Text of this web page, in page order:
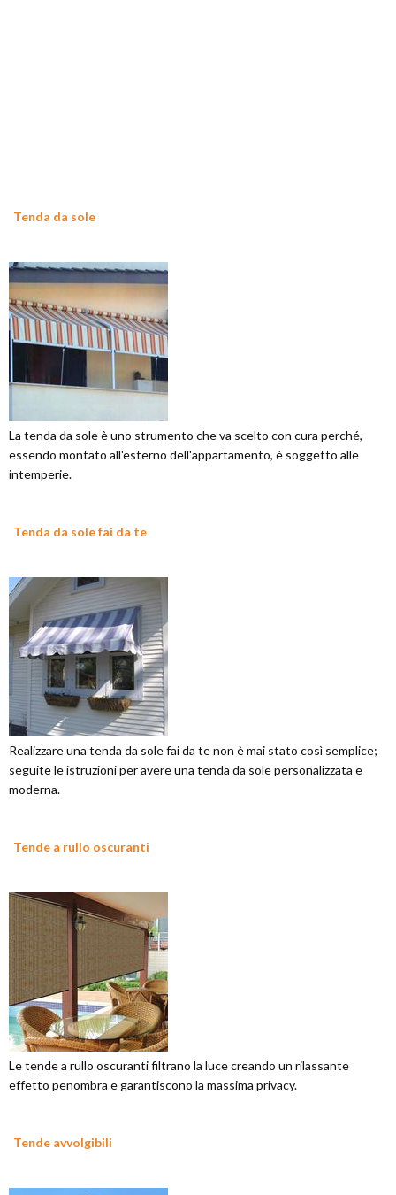
Tenda da sole
La tenda da sole è uno strumento che va scelto con cura perché,
essendo montato all'esterno dell'appartamento, è soggetto alle
intemperie.
Tenda da sole fai da te
Realizzare una tenda da sole fai da te non è mai stato così semplice;
seguite le istruzioni per avere una tenda da sole personalizzata e
moderna.
Tende a rullo oscuranti
Le tende a rullo oscuranti filtrano la luce creando un rilassante
effetto penombra e garantiscono la massima privacy.
Tende avvolgibili